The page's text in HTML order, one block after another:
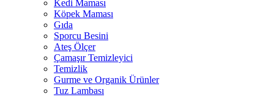
Kedi Maması
Köpek Maması
Gıda
Sporcu Besini
Ateş Ölçer
Çamaşır Temizleyici
Temizlik
Gurme ve Organik Ürünler
Tuz Lambası